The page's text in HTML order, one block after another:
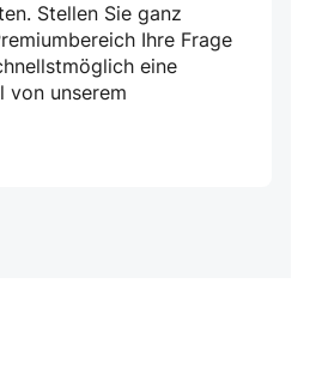
Stellen Sie ganz
Ihre Frage
eine
unserem